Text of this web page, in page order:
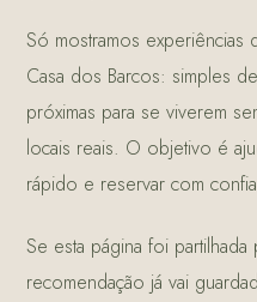
Só mostramos experiências
Casa dos Barcos: simples
próximas para se viverem
locais reais. O objetivo é
rápido e reservar com
Se esta página foi
recomendação já vai